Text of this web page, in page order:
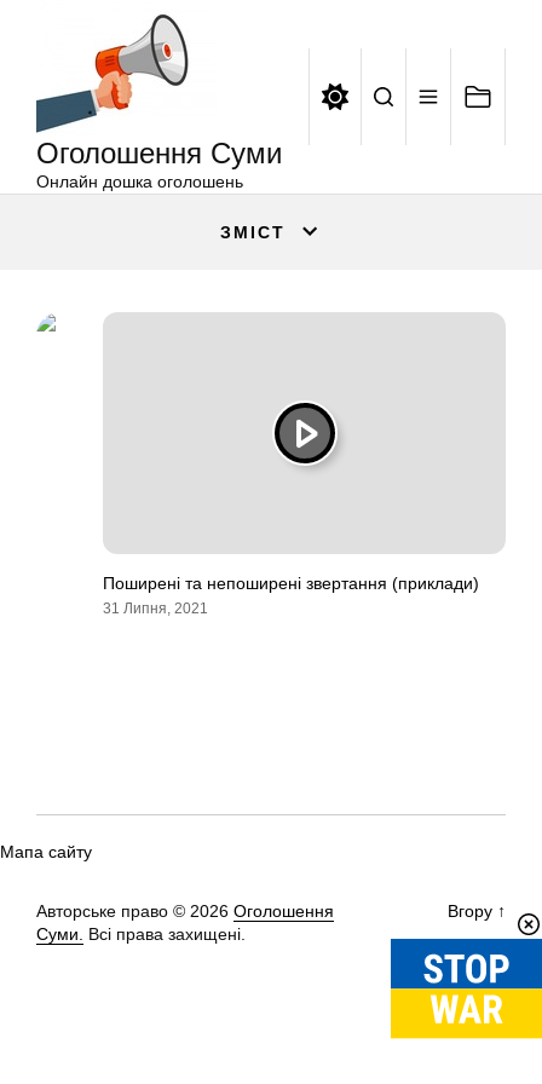
Оголошення Суми
Онлайн дошка оголошень
ЗМІСТ
Поширені та непоширені звертання (приклади)
31 Липня, 2021
Мапа сайту
Авторське право © 2026 Оголошення
Суми.
Всі права захищені.
Вгору ↑